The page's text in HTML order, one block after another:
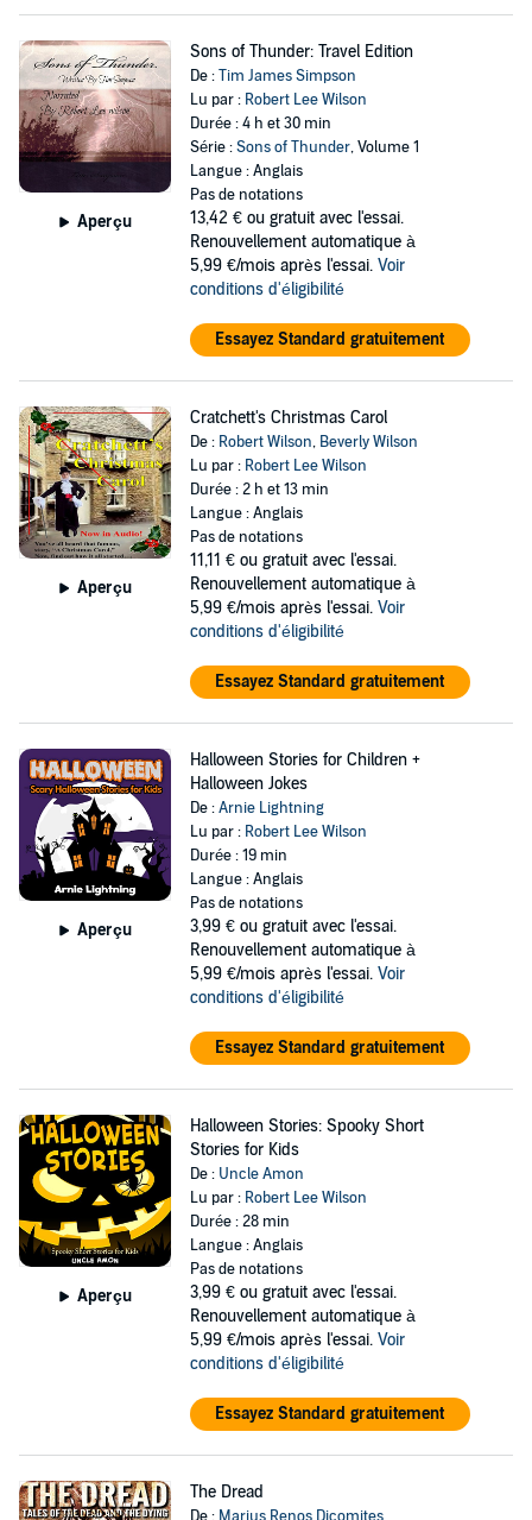
Aperçu
Sons of Thunder: Travel Edition
De :Tim James Simpson
Lu par : Robert Lee Wilson
Durée : 4 h et 30 min
Série :Sons of Thunder, Volume 1
Langue : Anglais
Pas de notations
13,42 € ou gratuit avec l'essai.
Renouvellement automatique à
5,99 €/mois après l'essai. Voir
conditions d'éligibilité
Essayez Standard gratuitement
Aperçu
Cratchett's Christmas Carol
De : Robert Wilson, Beverly Wilson
Lu par : Robert Lee Wilson
Durée : 2 h et 13 min
Langue : Anglais
Pas de notations
11,11 € ou gratuit avec l'essai.
Renouvellement automatique à
5,99 €/mois après l'essai. Voir
conditions d'éligibilité
Essayez Standard gratuitement
Aperçu
Halloween Stories for Children +
Halloween Jokes
De :Arnie Lightning
Lu par : Robert Lee Wilson
Durée : 19 min
Langue : Anglais
Pas de notations
3,99 € ou gratuit avec l'essai.
Renouvellement automatique à
5,99 €/mois après l'essai. Voir
conditions d'éligibilité
Essayez Standard gratuitement
Aperçu
Halloween Stories: Spooky Short
Stories for Kids
De : Uncle Amon
Lu par : Robert Lee Wilson
Durée : 28 min
Langue : Anglais
Pas de notations
3,99 € ou gratuit avec l'essai.
Renouvellement automatique à
5,99 €/mois après l'essai. Voir
conditions d'éligibilité
Essayez Standard gratuitement
The Dread